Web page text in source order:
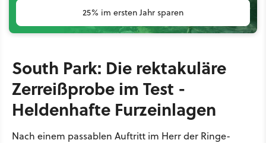
25% im ersten Jahr sparen
South Park: Die rektakuläre
Zerreißprobe im Test -
Heldenhafte Furzeinlagen
Nach einem passablen Auftritt im Herr der Ringe-